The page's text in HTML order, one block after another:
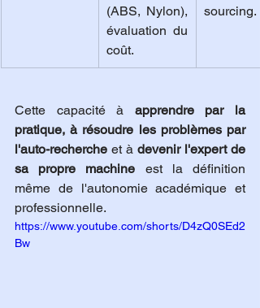
(ABS, Nylon),
évaluation du
coût.
sourcing.
Cette capacité à apprendre par la
pratique, à résoudre les problèmes par
l'auto-recherche et à devenir l'expert de
sa propre machine est la définition
même de l'autonomie académique et
professionnelle.
https://www.youtube.com/shorts/D4zQ0SEd2
Bw